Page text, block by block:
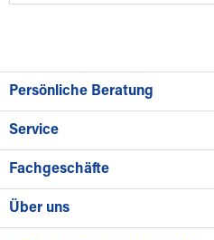
Persönliche Beratung
Service
Fachgeschäfte
Über uns